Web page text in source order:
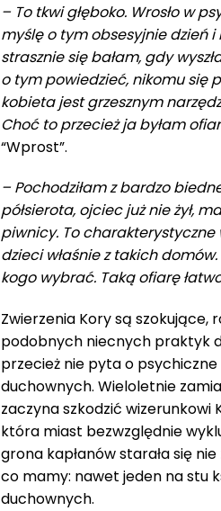
– To tkwi głęboko. Wrosło w
myślę o tym obsesyjnie dzień
strasznie się bałam, gdy
o tym powiedzieć, nikomu się
kobieta jest grzesznym
Choć to przecież ja byłam
“Wprost”.
– Pochodziłam z bardzo
półsierota, ojciec już nie żył,
piwnicy. To charakterystyczne
dzieci właśnie z takich
kogo wybrać. Taką ofiarę
Zwierzenia Kory są szokujące,
podobnych niecnych praktyk
przecież nie pyta o
duchownych. Wieloletnie
zaczyna szkodzić wizerunkowi
która miast bezwzględnie
grona kapłanów starała się
co mamy: nawet jeden na stu
duchownych.